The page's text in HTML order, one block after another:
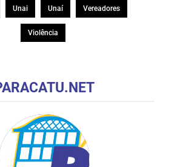
Unai Unaí Vereadores
Violência